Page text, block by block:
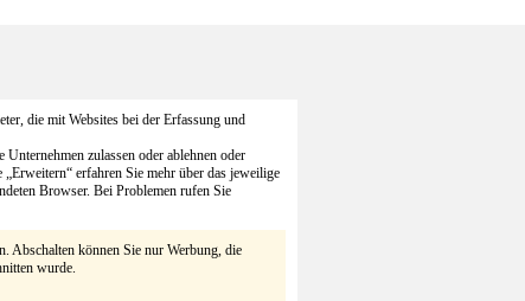
die mit Websites bei der Erfassung und
zulassen oder ablehnen oder
erfahren Sie mehr über das jeweilige
Browser. Bei Problemen rufen Sie
Abschalten können Sie nur Werbung, die
wurde.